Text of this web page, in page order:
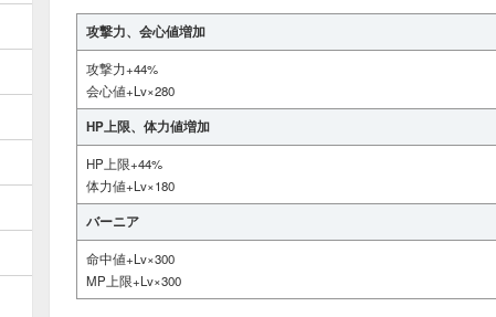
攻撃力、会心値増加
攻撃力+44%
会心値+Lv×280
HP上限、体力値増加
HP上限+44%
体力値+Lv×180
バーニア
命中値+Lv×300
MP上限+Lv×300